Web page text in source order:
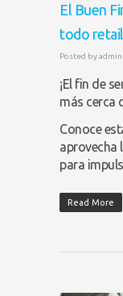
El Buen
todo
Posted byadmin
¡El fin de
más cerca
Conoce
aprovecha
para
Read More